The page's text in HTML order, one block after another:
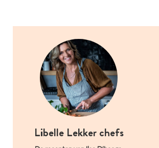
Libelle Lekker chefs